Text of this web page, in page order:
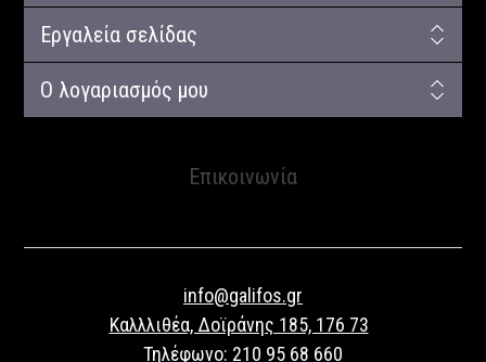
Εργαλεία σελίδας
Ο λογαριασμός μου
Επικοινωνία
info@galifos.gr
Καλλλιθέα, Δοϊράνης 185, 176 73
Τηλέφωνο: 210 95 68 660